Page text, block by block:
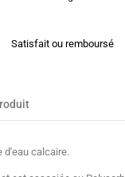
Satisfait ou remboursé
d'eau calcaire.